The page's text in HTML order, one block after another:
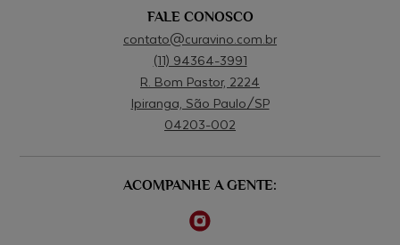
FALE CONOSCO
contato@curavino.com.br
(11) 94364-3991
R. Bom Pastor, 2224
Ipiranga, São Paulo/SP
04203-002
ACOMPANHE A GENTE: